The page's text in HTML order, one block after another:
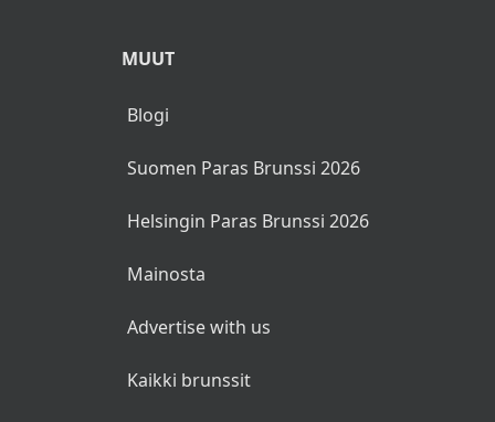
MUUT
Blogi
Suomen Paras Brunssi 2026
Helsingin Paras Brunssi 2026
Mainosta
Advertise with us
Kaikki brunssit